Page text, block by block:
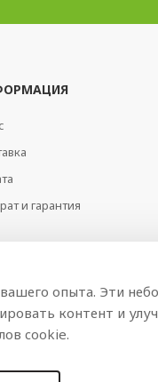
и гарантия
опыта. Эти
контент и
cookie.